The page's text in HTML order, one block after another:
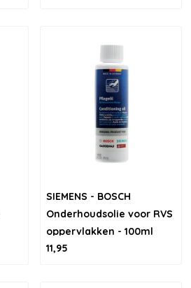
SIEMENS - BOSCH
Onderhoudsolie voor RVS
oppervlakken - 100ml
11,95